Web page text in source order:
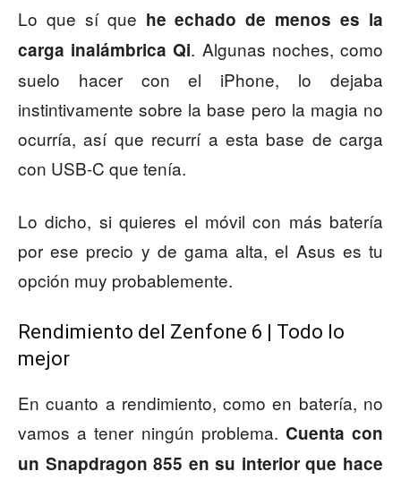
Lo que sí que he echado de menos es la
carga inalámbrica Qi. Algunas noches, como
suelo hacer con el iPhone, lo dejaba
instintivamente sobre la base pero la magia no
ocurría, así que recurrí a esta base de carga
con USB-C que tenía.
Lo dicho, si quieres el móvil con más batería
por ese precio y de gama alta, el Asus es tu
opción muy probablemente.
Rendimiento del Zenfone 6 | Todo lo
mejor
En cuanto a rendimiento, como en batería, no
vamos a tener ningún problema. Cuenta con
un Snapdragon 855 en su interior que hace